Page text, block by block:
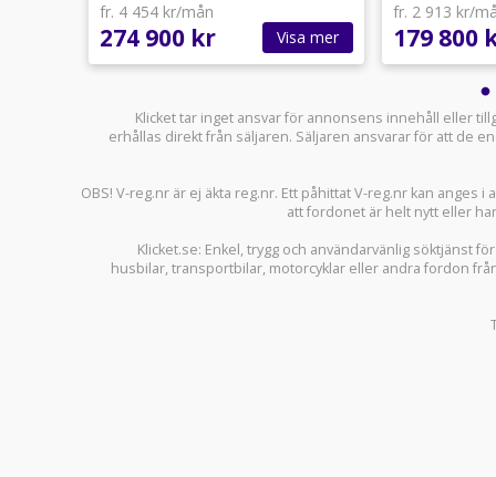
fr. 4 454 kr/mån
274 900 kr Visa mer
fr. 2 913 kr/
179 800
Klicket tar inget ansvar för annonsens innehåll eller
erhållas direkt från säljaren. Säljaren ansvarar för att de
OBS! V-reg.nr är ej äkta reg.nr. Ett påhittat V-reg.nr kan
att fordonet är helt nytt eller
Klicket.se: Enkel, trygg och användarvänlig söktjänst
husbilar,transportbilar, motorcyklar eller andra fordon